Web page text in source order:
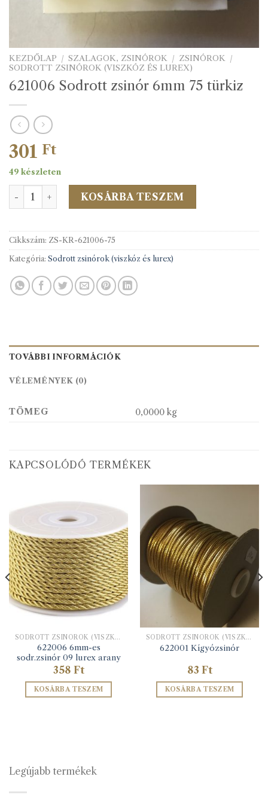
KEZDŐLAP / SZALAGOK, ZSINÓROK / ZSINÓROK /
SODROTT ZSINÓROK (VISZKÓZ ÉS LUREX)
621006 Sodrott zsinór 6mm 75 türkiz
301 Ft
49 készleten
621006 Sodrott zsinór 6mm 75 türkiz mennyiség
KOSÁRBA TESZEM
Cikkszám: ZS-KR-621006-75
Kategória: Sodrott zsinórok (viszkóz és lurex)
TOVÁBBI INFORMÁCIÓK
VÉLEMÉNYEK (0)
TÖMEG 0,0000 kg
KAPCSOLÓDÓ TERMÉKEK
SODROTT ZSINÓROK (VISZKÓZ ÉS LUREX)
622006 6mm-es
sodr.zsinór 09 lurex arany
358 Ft
KOSÁRBA TESZEM
SODROTT ZSINÓROK (VISZKÓZ ÉS LUREX)
622001 Kígyózsinór
83 Ft
KOSÁRBA TESZEM
Legújabb termékek